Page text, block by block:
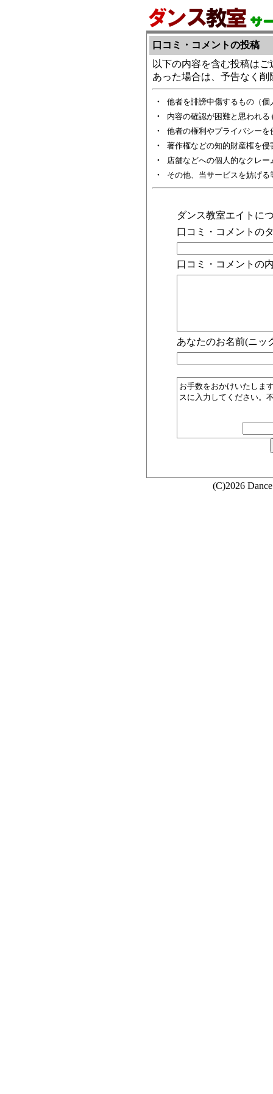
口コミ・コメントの投稿
以下の内容を含む投稿は
あった場合は、予告なく削
・
他者を誹謗中傷するもの（
・
内容の確認が困難と思われ
・
他者の権利やプライバシーを
・
著作権などの知的財産権を侵
・
店舗などへの個人的なクレ
・
その他、当サービスを妨げ
ダンス教室エイトに
口コミ・コメントの
口コミ・コメントの
あなたのお名前(ニッ
お手数をおかけいたしま
スに入力してください。
(C)2026